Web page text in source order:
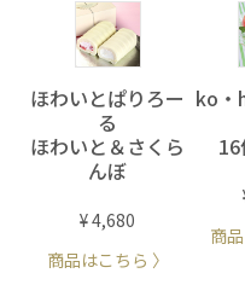
ほわいとぱりろー
る
ほわいと＆さくら
んぼ
¥ 4,680
商品はこちら 〉
ko・
商